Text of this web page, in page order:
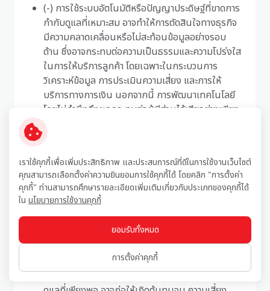
(-) การใช้ระบบอัตโนมัติหรือปัญญาประดิษฐ์ที่ขาดการ
กำกับดูแลที่เหมาะสม อาจทำให้การตัดสินใจทางธุรกิจ
มีความคลาดเคลื่อนหรือไม่สะท้อนข้อมูลอย่างรอบ
ด้าน ซึ่งอาจกระทบต่อความเป็นธรรมและความโปร่งใส
ในการให้บริการลูกค้า โดยเฉพาะในกระบวนการ
วิเคราะห์ข้อมูล การประเมินความเสี่ยง และการให้
บริการทางการเงิน นอกจากนี้ การพัฒนาเทคโนโลยี
โดยไม่คำนึงถึงผลกระทบต่อผู้มีส่วนได้เสียอย่างเพียง
พอ อาจลดความเชื่อมั่นต่อองค์กรในระยะยาว
(+) การพัฒนาและใช้นวัตกรรมภายใต้กรอบการกำกับ
ดูแลที่ชัดเจน ช่วยเพิ่มประสิทธิภาพการดำเนินงาน ลด
ความผิดพลาด และยกระดับคุณภาพการให้บริการ
เทคโนโลยีด้านข้อมูลและการวิเคราะห์ช่วยสนับสนุน
การตัดสินใจที่แม่นยำมากขึ้น ส่งผลเชิงบวกต่อ
ประสบการณ์ของลูกค้า ความรวดเร็วในการให้บริการ
และความสามารถในการปรับตัวขององค์กร
ผลกระทบต่อองค์กร:
(-) การลงทุนในเทคโนโลยีที่ไม่มีการประเมินความคุ้ม
ค่าอย่างรอบคอบ หรือการใช้งานระบบที่ไม่มีการกำกับ
เราใช้คุกกี้เพื่อเพิ่มประสิทธิภาพ และประสบการณ์ที่ดีในการใช้งานเว็บไซต์
คุณสามารถเลือกตั้งค่าความยินยอมการใช้คุกกี้ได้ โดยคลิก "การตั้งค่า
คุกกี้" ท่านสามารถศึกษารายละเอียดเพิ่มเติมเกี่ยวกับประเภทของคุกกี้ได้
ใน นโยบายการใช้งานคุกกี้
ยอมรับทั้งหมด
การตั้งค่าคุกกี้